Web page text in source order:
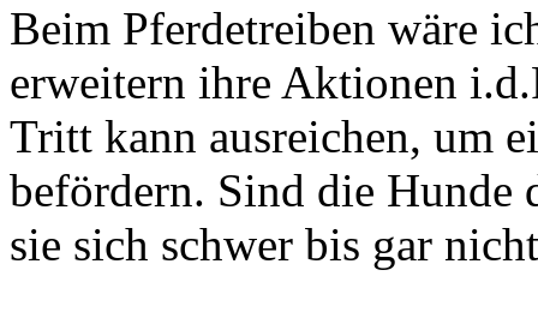
Beim Pferdetreiben wäre
erweitern ihre Aktionen
Tritt kann ausreichen, um
befördern. Sind die Hunde
sie sich schwer bis gar